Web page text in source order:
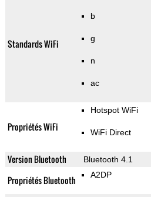
Standards WiFi
b
g
n
ac
Propriétés WiFi
Hotspot WiFi
WiFi Direct
Version Bluetooth Bluetooth 4.1
Propriétés Bluetooth A2DP